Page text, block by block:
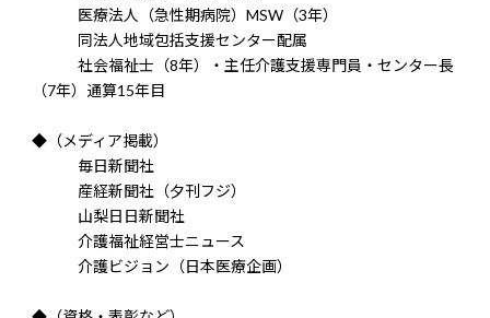
医療法人（急性期病院）MSW（3年）
同法人地域包括支援センター配属
社会福祉士（8年）・主任介護支援専門員・センター長
（7年）通算15年目
◆（メディア掲載）
毎日新聞社
産経新聞社（夕刊フジ）
山梨日日新聞社
介護福祉経営士ニュース
介護ビジョン（日本医療企画）